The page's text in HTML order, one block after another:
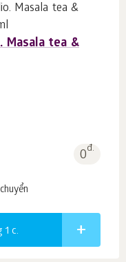
Masala tea &
0đ.
1 c.